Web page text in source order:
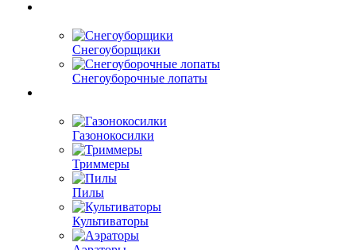
Снегоуборщики
Снегоуборочные лопаты
Газонокосилки
Триммеры
Пилы
Культиваторы